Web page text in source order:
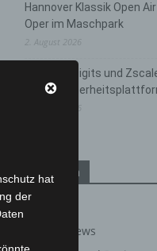
Hannover Klassik Open
Oper im Maschpark
2. August 2026
Schwarz Digits und
Cloud-
Kategorien
Corona-News
hat
der